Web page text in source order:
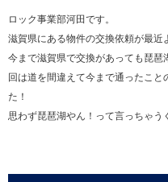
ロック事業部河田です。
滋賀県にある物件の交換依頼が最近
今まで滋賀県で交換があっても琵
回は道を間違えて今まで通ったこ
た！
思わず琵琶湖やん！って言っちゃう